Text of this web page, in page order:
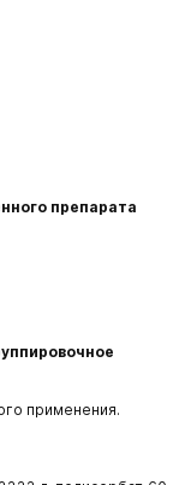
препарата
применения.